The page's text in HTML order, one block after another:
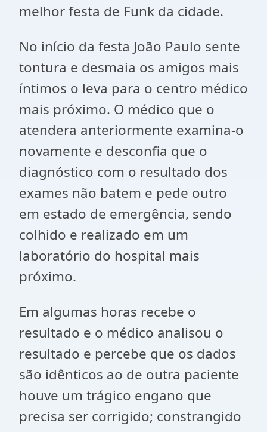
melhor festa de Funk da cidade.
No início da festa João Paulo sente
tontura e desmaia os amigos mais
íntimos o leva para o centro médico
mais próximo. O médico que o
atendera anteriormente examina-o
novamente e desconfia que o
diagnóstico com o resultado dos
exames não batem e pede outro
em estado de emergência, sendo
colhido e realizado em um
laboratório do hospital mais
próximo.
Em algumas horas recebe o
resultado e o médico analisou o
resultado e percebe que os dados
são idênticos ao de outra paciente
houve um trágico engano que
precisa ser corrigido; constrangido